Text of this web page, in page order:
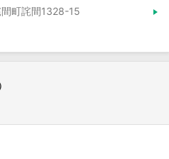
町詫間1328-15